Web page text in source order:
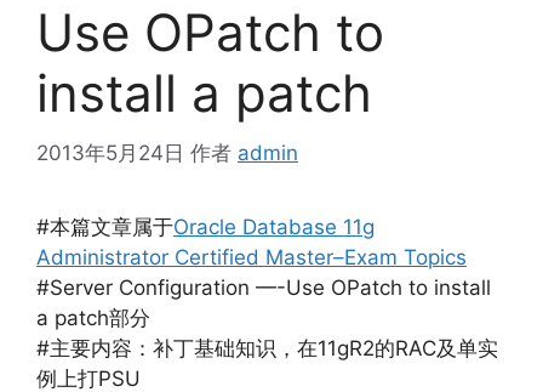
Use OPatch to
install a patch
2013年5月24日 作者 admin
#本篇文章属于Oracle Database 11g
Administrator Certified Master–Exam Topics
#Server Configuration —-Use OPatch to install
a patch部分
#主要内容：补丁基础知识，在11gR2的RAC及单实
例上打PSU